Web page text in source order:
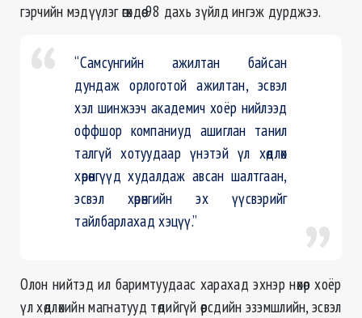
гэрчийн мэдүүлэг өгөхдөө 98 дахь зүйлд ингэж дурджээ.
“Самсунгийн ажилтан байсан
дундаж орлоготой ажилтан, эсвэл
хэл шинжээч академич хоёр нийлээд
оффшор компаниуд ашиглан танил
талгүй хотуудаар үнэтэй үл хөдлөх
хөрөнгүүд худалдаж авсан шалтгаан,
эсвэл хөрөнгийн эх үүсвэрийг
тайлбарлахад хэцүү.”
Олон нийтэд ил баримтуудаас харахад эхнэр нөхөр хоёр
үл хөдлөхийн магнатууд төдийгүй өөрсдийн эзэмшлийн, эсвэл